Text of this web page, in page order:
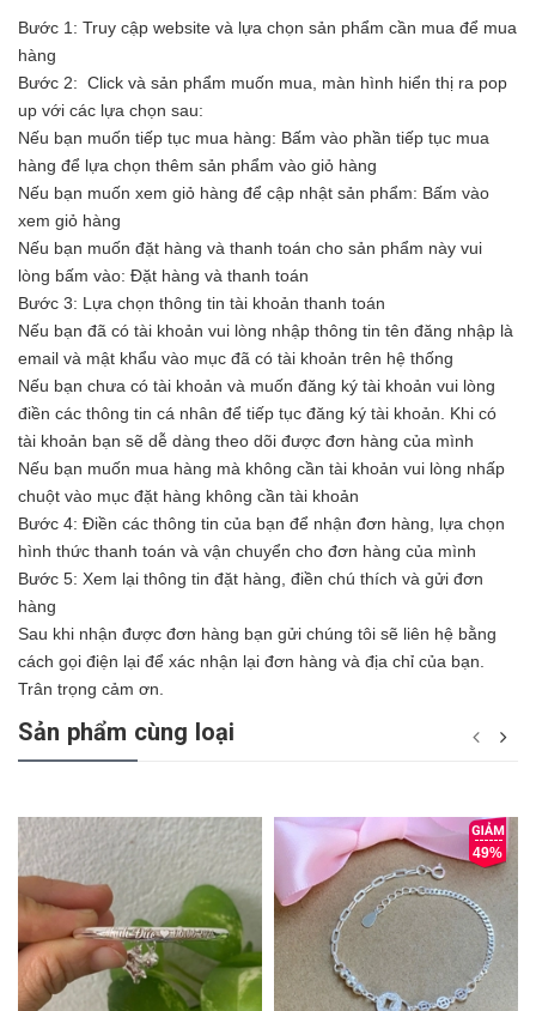
Bước 1: Truy cập website và lựa chọn sản phẩm cần mua để mua
hàng
Bước 2: Click và sản phẩm muốn mua, màn hình hiển thị ra pop
up với các lựa chọn sau:
Nếu bạn muốn tiếp tục mua hàng: Bấm vào phần tiếp tục mua
hàng để lựa chọn thêm sản phẩm vào giỏ hàng
Nếu bạn muốn xem giỏ hàng để cập nhật sản phẩm: Bấm vào
xem giỏ hàng
Nếu bạn muốn đặt hàng và thanh toán cho sản phẩm này vui
lòng bấm vào: Đặt hàng và thanh toán
Bước 3: Lựa chọn thông tin tài khoản thanh toán
Nếu bạn đã có tài khoản vui lòng nhập thông tin tên đăng nhập là
email và mật khẩu vào mục đã có tài khoản trên hệ thống
Nếu bạn chưa có tài khoản và muốn đăng ký tài khoản vui lòng
điền các thông tin cá nhân để tiếp tục đăng ký tài khoản. Khi có
tài khoản bạn sẽ dễ dàng theo dõi được đơn hàng của mình
Nếu bạn muốn mua hàng mà không cần tài khoản vui lòng nhấp
chuột vào mục đặt hàng không cần tài khoản
Bước 4: Điền các thông tin của bạn để nhận đơn hàng, lựa chọn
hình thức thanh toán và vận chuyển cho đơn hàng của mình
Bước 5: Xem lại thông tin đặt hàng, điền chú thích và gửi đơn
hàng
Sau khi nhận được đơn hàng bạn gửi chúng tôi sẽ liên hệ bằng
cách gọi điện lại để xác nhận lại đơn hàng và địa chỉ của bạn.
Trân trọng cảm ơn.
Sản phẩm cùng loại
49%